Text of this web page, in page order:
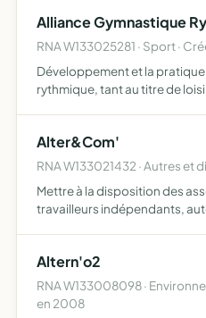
Alliance Gymnastique
RNA W133025281 · Sport ·
Développement et la
rythmique, tant au titre de
Alter&Com'
RNA W133021432 · Autres et
Mettre à la disposition des
travailleurs indépendants,
Altern'o2
RNA W133008098 ·
en 2008